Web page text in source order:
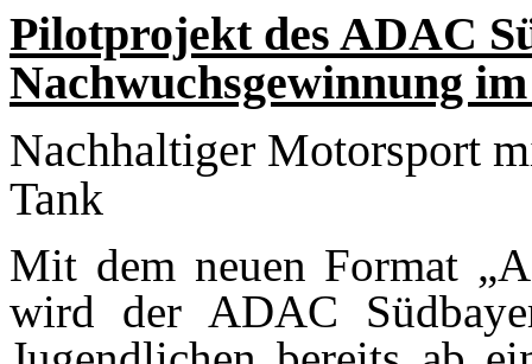
Pilotprojekt des ADAC
Nachwuchsgewinnung
Nachhaltiger Motorsport
Tank
Mit dem neuen Format
wird der ADAC